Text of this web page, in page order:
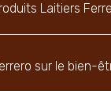
Laitiers
sur le bien-